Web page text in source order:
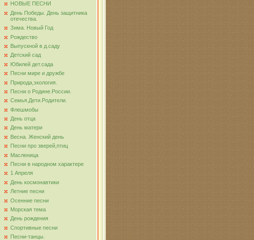
НОВЫЕ ПЕСНИ
День Победы. День защитника
отечества.
Зима. Новый Год
Рождество
Выпускной в д.саду
Детский сад
Юбилей дет.сада
Песни мире и дружбе
Природа,экология.
Песни о Родине.России.
Семья.Дети.Родители.
Флешмобы
День отца
День матери
Весна. Женский день
Песни про зверей,птиц
Масленица
Песни в народном характере
1 Апреля
День космонавтики
Летние песни
Осенние песни
Морская тема
День рождения
Спортивные песни
Песни-танцы.